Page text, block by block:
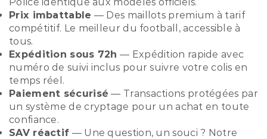
Prix imbattable — Des maillots premium à tarif
compétitif. Le meilleur du football, accessible à
tous.
Expédition sous 72h — Expédition rapide avec
numéro de suivi inclus pour suivre votre colis en
temps réel.
Paiement sécurisé — Transactions protégées par
un système de cryptage pour un achat en toute
confiance.
SAV réactif — Une question, un souci ? Notre